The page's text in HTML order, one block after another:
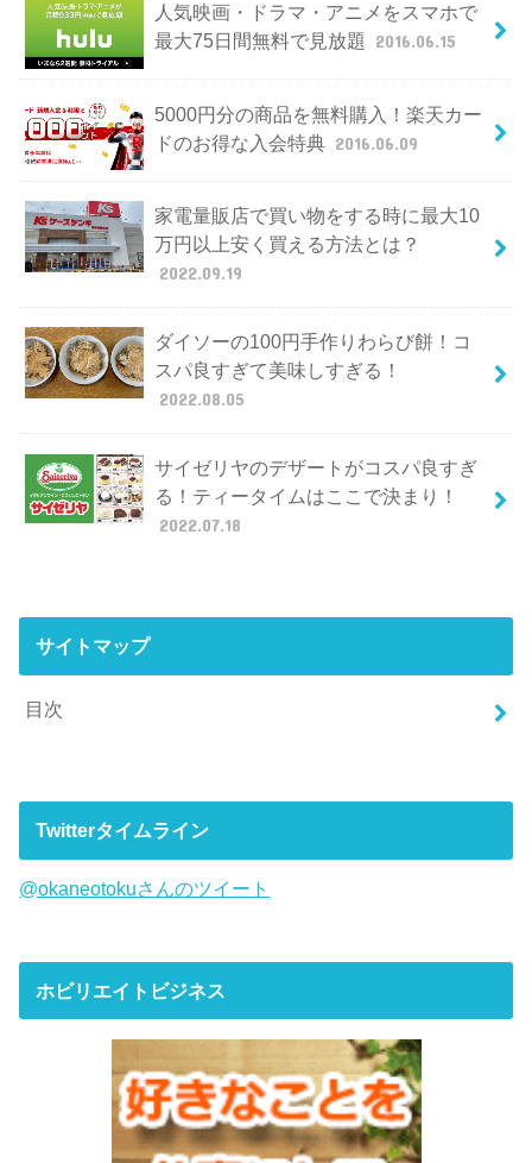
人気映画・ドラマ・アニメをスマホで
最大75日間無料で見放題
2016.06.15
5000円分の商品を無料購入！楽天カー
ドのお得な入会特典 2016.06.09
家電量販店で買い物をする時に最大10
万円以上安く買える方法とは？
2022.09.19
ダイソーの100円手作りわらび餅！コ
スパ良すぎて美味しすぎる！
2022.08.05
サイゼリヤのデザートがコスパ良すぎ
る！ティータイムはここで決まり！
2022.07.18
サイトマップ
目次
Twitterタイムライン
@okaneotokuさんのツイート
ホビリエイトビジネス